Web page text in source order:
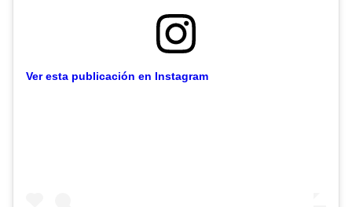
Ver esta publicación en Instagram